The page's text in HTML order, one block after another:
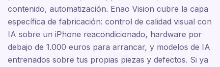
contenido, automatización. Enao Vision cubre la capa
específica de fabricación: control de calidad visual con
IA sobre un iPhone reacondicionado, hardware por
debajo de 1.000 euros para arrancar, y modelos de IA
entrenados sobre tus propias piezas y defectos. Si ya